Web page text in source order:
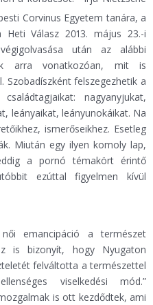
Corvinus Egyetem tanára, a
Heti Válasz 2013. május 23.-i
után az alábbi
arra vonatkozóan, mit is
Szobadíszként felszegezhetik a
nagyanyjukat,
leányaikat, leányunokáikat. Na
ismerőseikhez. Esetleg
Miután egy ilyen komoly lap,
a pornó témakört érintő
ezúttal figyelmen kívül
emancipáció a természet
is bizonyít, hogy Nyugaton
felváltotta a természettel
viselkedési mód.”
is ott kezdődtek, ami